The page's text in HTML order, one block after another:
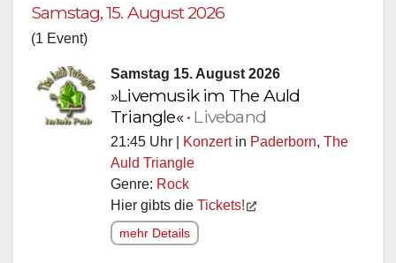
Samstag, 15. August 2026
(1 Event)
Samstag 15. August 2026
»Livemusik im The Auld
Triangle«• Liveband
21:45 Uhr | Konzertin Paderborn, The
Auld Triangle
Genre: Rock
Hier gibts die Tickets!
mehr Details